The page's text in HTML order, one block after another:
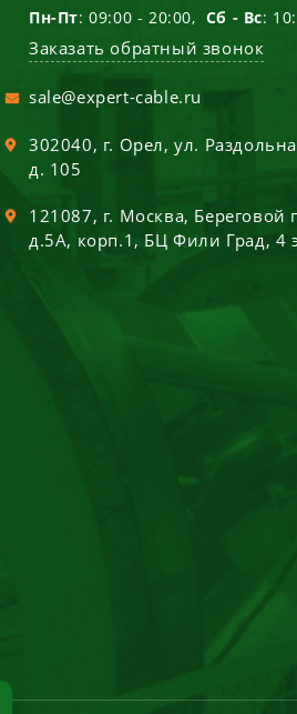
Пн-Пт: 09:00 - 20:00, Сб - Вс:
Заказать обратный звонок
sale@expert-cable.ru
302040, г. Орел,ул.
д. 105
121087, г. Москва, Береговой
д.5А, корп.1, БЦ Фили Град, 4